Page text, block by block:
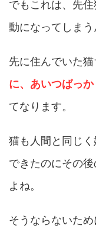
でもこれは、先
動になってしまう
先に住んでいた猫
に、あいつばっか
てなります。
猫も人間と同じ
できたのにその
よね。
そうならないた